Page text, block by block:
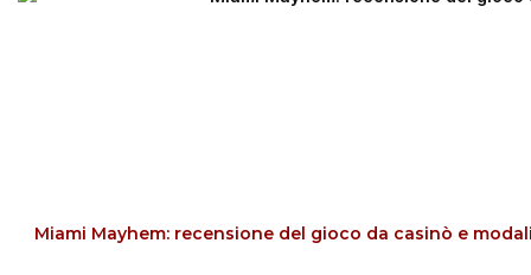
Miami Mayhem: recensione del gioco da casinò e